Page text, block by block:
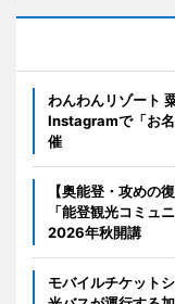
わんわんリゾート
Instagramで「お
催
【奥能登・攻めの
「能登観光コミュ
2026年秋開講
モバイルチケット